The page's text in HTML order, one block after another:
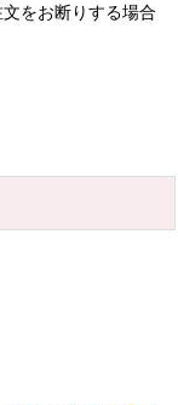
をお断りする場合